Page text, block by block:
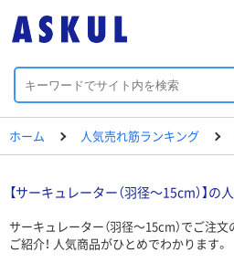
ホーム 人気売れ筋ランキング
【サーキュレーター（羽径～15cm）】
サーキュレーター（羽径～15cm）でご注
ご紹介！ 人気商品がひとめでわかります。